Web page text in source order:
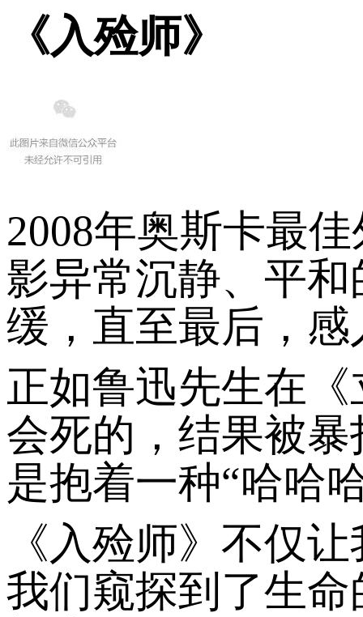
《入殓师》
2008年奥斯卡最
影异常沉静、平
缓，直至最后，
正如鲁迅先生在
会死的，结果被
是抱着一种“哈哈
《入殓师》不仅
我们窥探到了生